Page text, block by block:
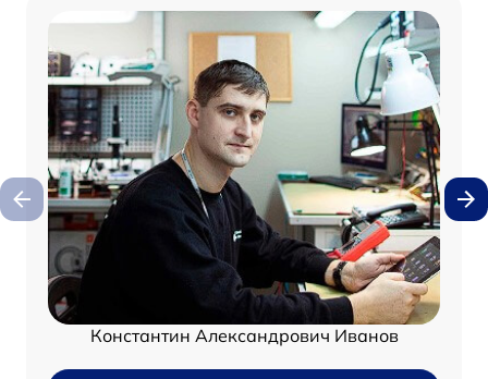
Константин Александрович Иванов